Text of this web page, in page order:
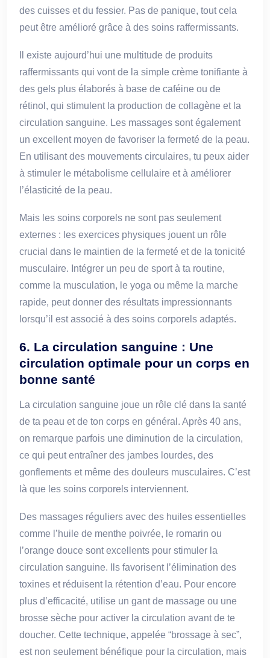
des cuisses et du fessier. Pas de panique, tout cela
peut être amélioré grâce à des soins raffermissants.
Il existe aujourd’hui une multitude de produits
raffermissants qui vont de la simple crème tonifiante à
des gels plus élaborés à base de caféine ou de
rétinol, qui stimulent la production de collagène et la
circulation sanguine. Les massages sont également
un excellent moyen de favoriser la fermeté de la peau.
En utilisant des mouvements circulaires, tu peux aider
à stimuler le métabolisme cellulaire et à améliorer
l’élasticité de la peau.
Mais les soins corporels ne sont pas seulement
externes : les exercices physiques jouent un rôle
crucial dans le maintien de la fermeté et de la tonicité
musculaire. Intégrer un peu de sport à ta routine,
comme la musculation, le yoga ou même la marche
rapide, peut donner des résultats impressionnants
lorsqu’il est associé à des soins corporels adaptés.
6. La circulation sanguine : Une
circulation optimale pour un corps en
bonne santé
La circulation sanguine joue un rôle clé dans la santé
de ta peau et de ton corps en général. Après 40 ans,
on remarque parfois une diminution de la circulation,
ce qui peut entraîner des jambes lourdes, des
gonflements et même des douleurs musculaires. C’est
là que les soins corporels interviennent.
Des massages réguliers avec des huiles essentielles
comme l’huile de menthe poivrée, le romarin ou
l’orange douce sont excellents pour stimuler la
circulation sanguine. Ils favorisent l’élimination des
toxines et réduisent la rétention d’eau. Pour encore
plus d’efficacité, utilise un gant de massage ou une
brosse sèche pour activer la circulation avant de te
doucher. Cette technique, appelée “brossage à sec”,
est non seulement bénéfique pour la circulation, mais